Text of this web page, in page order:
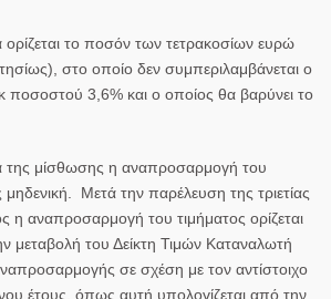
το ποσόν των τετρακοσίων ευρώ
), στο οποίο δεν συμπεριλαμβάνεται ο
ποσοστού 3,6% και ο οποίος θα βαρύνει το
της μίσθωσης η αναπροσαρμογή του
μηδενική. Μετά την παρέλευση της τριετίας
η αναπροσαρμογή του τιμήματος ορίζεται
μεταβολή του Δείκτη Τιμών Καταναλωτή
σε σχέση με τον αντίστοιχο
έτους, όπως αυτή υπολογίζεται από την